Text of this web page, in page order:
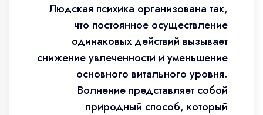
Людская психика организована так,
что постоянное осуществление
одинаковых действий вызывает
снижение увлеченности и уменьшение
основного витального уровня.
Волнение представляет собой
природный способ, который